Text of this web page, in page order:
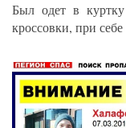
Был одет в
кроссовки, при